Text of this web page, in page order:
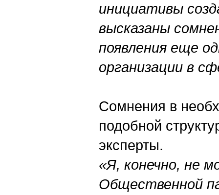
инициативы
высказаны
появления еще
организации в
Сомнения в
подобной
эксперты.
«Я, конечно, не
Общественной